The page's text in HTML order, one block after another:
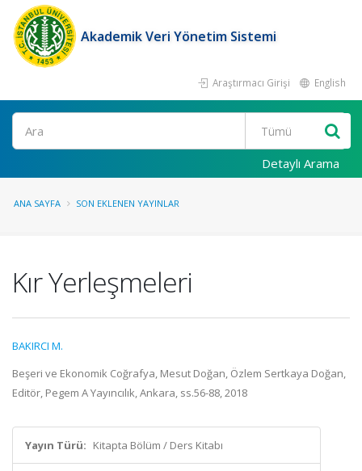
Akademik Veri Yönetim Sistemi
Araştırmacı Girişi English
Ara
Detaylı Arama
ANA SAYFA SON EKLENEN YAYINLAR
Kır Yerleşmeleri
BAKIRCI M.
Beşeri ve Ekonomik Coğrafya, Mesut Doğan, Özlem Sertkaya Doğan,
Editör, Pegem A Yayıncılık, Ankara, ss.56-88, 2018
Yayın Türü: Kitapta Bölüm / Ders Kitabı